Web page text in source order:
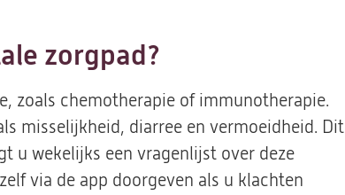
zorgpad?
zoals chemotherapie of immunotherapie.
misselijkheid, diarree en vermoeidheid. Dit
u wekelijks een vragenlijst over deze
via de app doorgeven als u klachten